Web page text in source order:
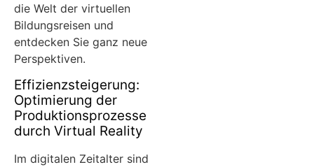
die Welt der virtuellen
Bildungsreisen und
entdecken Sie ganz neue
Perspektiven.
Effizienzsteigerung:
Optimierung der
Produktionsprozesse
durch Virtual Reality
Im digitalen Zeitalter sind